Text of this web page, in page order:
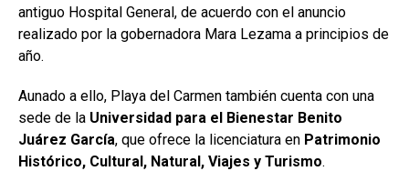
antiguo Hospital General, de acuerdo con el anuncio
realizado por la gobernadora Mara Lezama a principios de
año.
Aunado a ello, Playa del Carmen también cuenta con una
sede de la Universidad para el Bienestar Benito
Juárez García, que ofrece la licenciatura en Patrimonio
Histórico, Cultural, Natural, Viajes y Turismo.